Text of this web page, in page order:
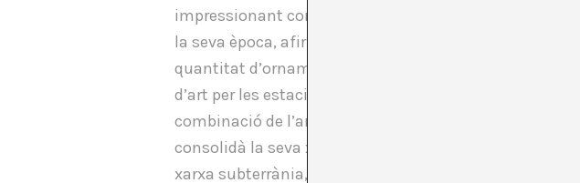
impressionant com aquest buròcrata sostenia una
la seva època, afirmant que “la prova del bé d’un
quantitat d’ornaments i acabats ho milloraran,
d’art per les estacions i per la seu de l’empresa,
combinació de l’arquitectura moderna d’aquest
consolidà la seva xarxa de transport a la dècada de
xarxa subterrània, el “